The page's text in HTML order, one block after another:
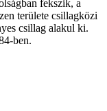
fekszik, a
területe csillagközi
csillag alakul ki.
ben.